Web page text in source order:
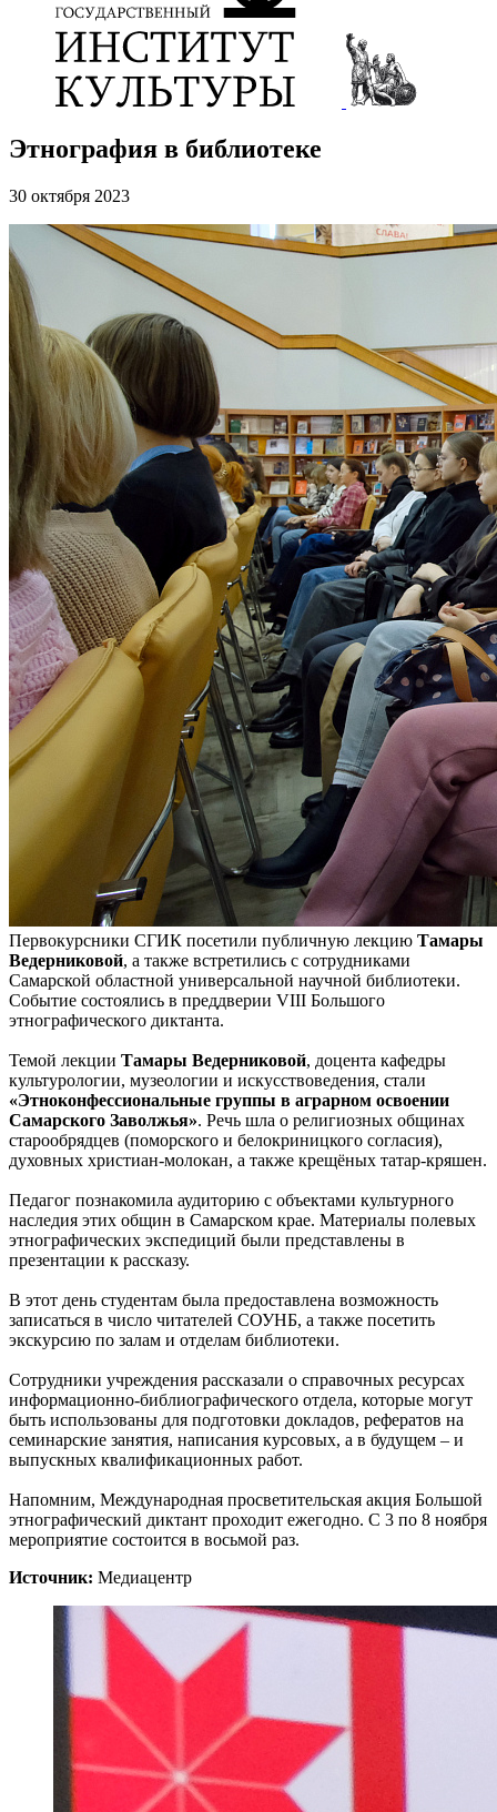
Этнография в библиотеке
30 октября 2023
Первокурсники СГИК посетили публичную лекцию Тамары
Ведерниковой, а также встретились с сотрудниками
Самарской областной универсальной научной библиотеки.
Событие состоялись в преддверии VIII Большого
этнографического диктанта.
Темой лекции Тамары Ведерниковой, доцента кафедры
культурологии, музеологии и искусствоведения, стали
«Этноконфессиональные группы в аграрном освоении
Самарского Заволжья». Речь шла о религиозных общинах
старообрядцев (поморского и белокриницкого согласия),
духовных христиан-молокан, а также крещёных татар-кряшен.
Педагог познакомила аудиторию с объектами культурного
наследия этих общин в Самарском крае. Материалы полевых
этнографических экспедиций были представлены в
презентации к рассказу.
В этот день студентам была предоставлена возможность
записаться в число читателей СОУНБ, а также посетить
экскурсию по залам и отделам библиотеки.
Сотрудники учреждения рассказали о справочных ресурсах
информационно-библиографического отдела, которые могут
быть использованы для подготовки докладов, рефератов на
семинарские занятия, написания курсовых, а в будущем – и
выпускных квалификационных работ.
Напомним, Международная просветительская акция Большой
этнографический диктант проходит ежегодно. С 3 по 8 ноября
мероприятие состоится в восьмой раз.
Источник: Медиацентр